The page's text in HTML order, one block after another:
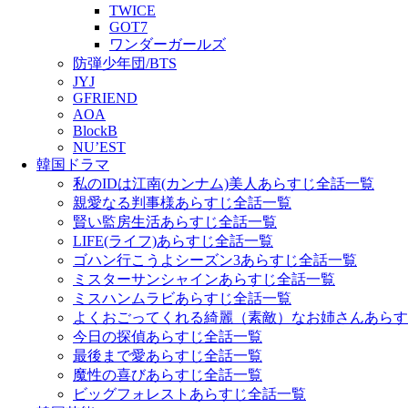
TWICE
GOT7
ワンダーガールズ
防弾少年団/BTS
JYJ
GFRIEND
AOA
BlockB
NU’EST
韓国ドラマ
私のIDは江南(カンナム)美人あらすじ全話一覧
親愛なる判事様あらすじ全話一覧
賢い監房生活あらすじ全話一覧
LIFE(ライフ)あらすじ全話一覧
ゴハン行こうよシーズン3あらすじ全話一覧
ミスターサンシャインあらすじ全話一覧
ミスハンムラビあらすじ全話一覧
よくおごってくれる綺麗（素敵）なお姉さんあら
今日の探偵あらすじ全話一覧
最後まで愛あらすじ全話一覧
魔性の喜びあらすじ全話一覧
ビッグフォレストあらすじ全話一覧